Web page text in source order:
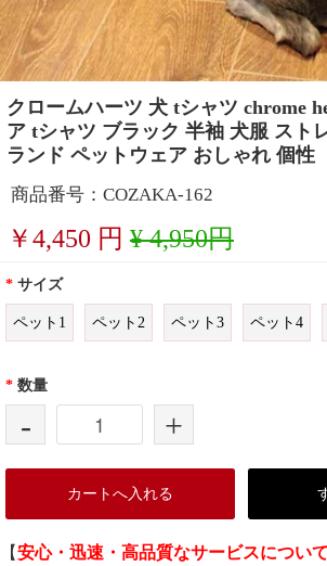
クロームハーツ 犬 tシャツ chrome
ア tシャツ ブラック 半袖 犬服 スト
ランド ペットウェア おしゃれ 個性
商品番号：COZAKA-162
￥4,450 円 ¥ 4,950円
* サイズ
ペット1 ペット2 ペット3 ペット4
* 数量
- +
カートへ入れる
【安心・迅速・高品質なサービスについて